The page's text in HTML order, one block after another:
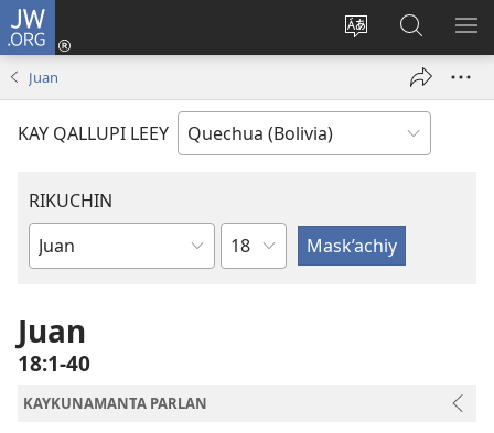
JW.ORG
Change
language
Yaykunapaj
(opens
JW.ORG
nisqapi
Juan
KAY QALLUPI LEEY
RIKUCHIN
Bibliamanta
Capítulo
Juan
18:1-40
KAYKUNAMANTA PARLAN